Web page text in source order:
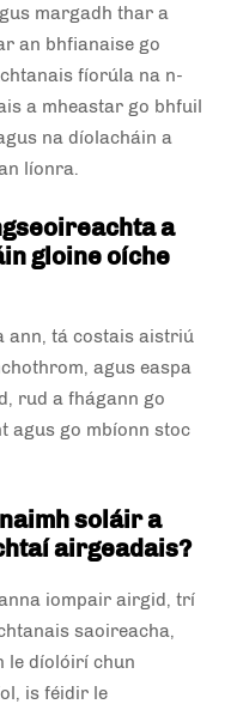
margadh thar a
an bhfianaise go
fíorúla na n-
a mheastar go bhfuil
na díolacháin a
líonra.
a
gloine oíche
ann, tá costais aistriú
agus easpa
rud a fhágann go
agus go mbíonn stoc
soláir a
airgeadais?
iompair airgid, trí
saoireacha,
le díolóirí chun
is féidir le